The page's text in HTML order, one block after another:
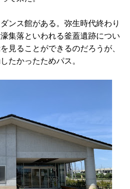
ンス館がある。弥生時代終わり
集落といわれる釜蓋遺跡につい
見ることができるのだろうが、
たかったためパス。